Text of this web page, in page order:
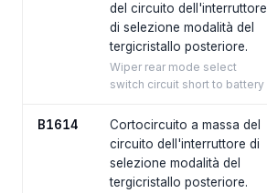
del circuito dell'interruttore
di selezione modalità del
tergicristallo posteriore.
Wiper rear mode select
switch circuit short to battery
B1614
Cortocircuito a massa del
circuito dell'interruttore di
selezione modalità del
tergicristallo posteriore.